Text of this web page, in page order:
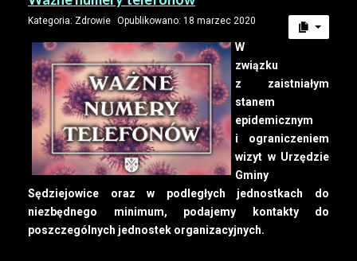
Kategoria: Zdrowie Opublikowano: 18 marzec 2020
W
związku
z zaistniałym
stanem
epidemicznym
i ograniczeniem
wizyt w Urzędzie
Gminy
Sędziejowice oraz w podległych jednostkach do
niezbędnego minimum, podajemy kontakty do
poszczególnych jednostek organizacyjnych.